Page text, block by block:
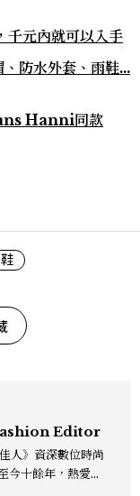
千元內就可以入手
防水外套、雨鞋...
Hanni同款
Editor
人》資深數位時尚
今十餘年，熱愛服